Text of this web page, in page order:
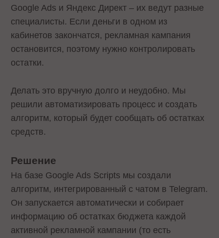
Google Ads и Яндекс Директ – их ведут разные
специалисты. Если деньги в одном из
кабинетов закончатся, рекламная кампания
остановится, поэтому нужно контролировать
остатки.
Делать это вручную долго и неудобно. Мы
решили автоматизировать процесс и создать
алгоритм, который будет сообщать об остатках
средств.
Решение
На базе Google Ads Scripts мы создали
алгоритм, интегрированный с чатом в Telegram.
Он запускается автоматически и собирает
информацию об остатках бюджета каждой
активной рекламной кампании (то есть